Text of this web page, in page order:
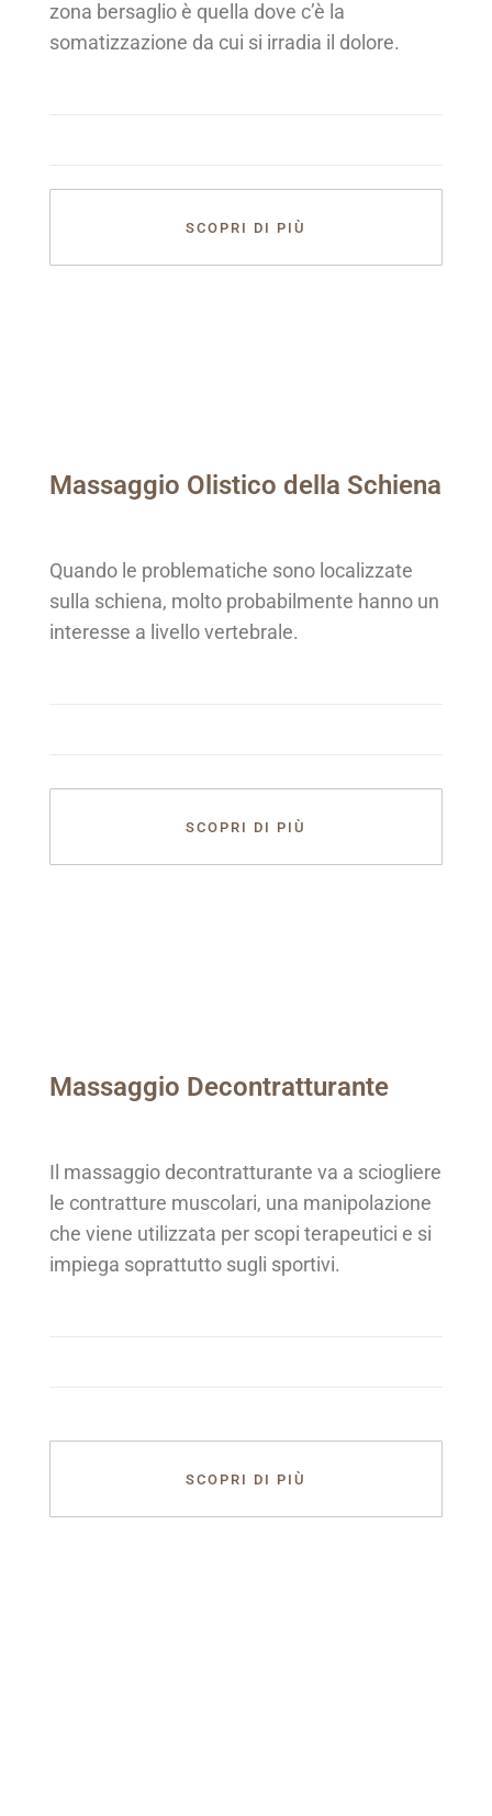
zona bersaglio è quella dove c’è la
somatizzazione da cui si irradia il dolore.
SCOPRI DI PIÙ
Massaggio Olistico della Schiena
Quando le problematiche sono localizzate
sulla schiena, molto probabilmente hanno un
interesse a livello vertebrale.
SCOPRI DI PIÙ
Massaggio Decontratturante
Il massaggio decontratturante va a sciogliere
le contratture muscolari, una manipolazione
che viene utilizzata per scopi terapeutici e si
impiega soprattutto sugli sportivi.
SCOPRI DI PIÙ